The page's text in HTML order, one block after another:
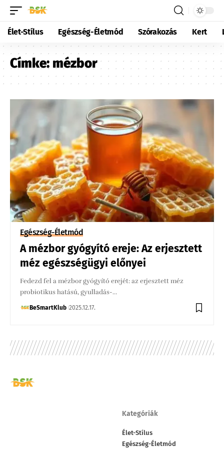
Élet-Stílus Egészség-Életmód Szórakozás Kert
Címke: mézbor
Egészség-Életmód
A mézbor gyógyító ereje: Az erjesztett
méz egészségügyi előnyei
Fedezd fel a mézbor gyógyító erejét: az erjesztett méz
probiotikus hatású, gyulladás-…
BeSmartKlub 2025.12.17.
Kategóriák
Élet-Stílus
Egészség-Életmód